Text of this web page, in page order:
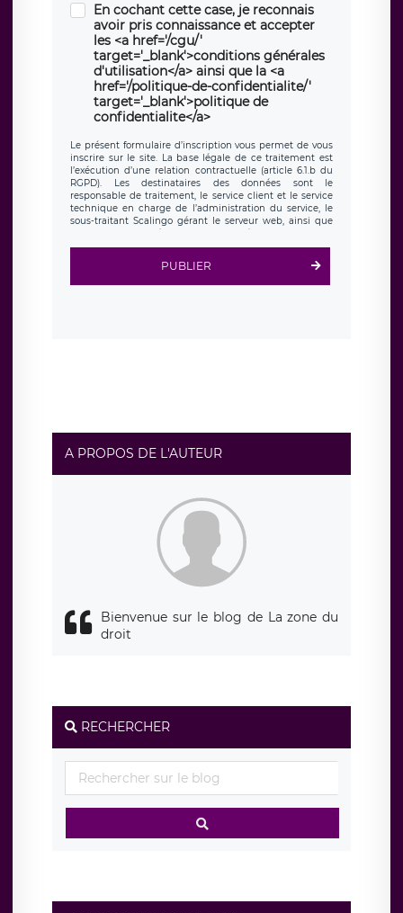
En cochant cette case, je reconnais
avoir pris connaissance et accepter
les <a href='/cgu/'
target='_blank'>conditions générales
d'utilisation</a> ainsi que la <a
href='/politique-de-confidentialite/'
target='_blank'>politique de
confidentialite</a>
Le présent formulaire d’inscription vous permet de vous
inscrire sur le site. La base légale de ce traitement est
l’exécution d’une relation contractuelle (article 6.1.b du
RGPD). Les destinataires des données sont le
responsable de traitement, le service client et le service
technique en charge de l’administration du service, le
sous-traitant Scalingo gérant le serveur web, ainsi que
toute personne légalement autorisée. Le formulaire
d’inscription est hébergé sur un serveur hébergé par
clauses de
protection conformes au RGPD
. Les données collectées
sont conservées jusqu’à ce que l’Internaute en sollicite la
rue Léopold Sédar Senghor, joignable à l’adresse mail :
responsabledetraitement@legavox.fr. Vous avez
également le droit d’introduire une réclamation auprès
d’une autorité de contrôle.
PUBLIER
A PROPOS DE L'AUTEUR
Bienvenue sur le blog de La zone du
droit
RECHERCHER